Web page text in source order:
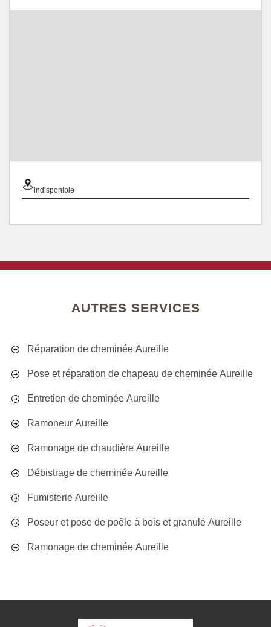
indisponible
AUTRES SERVICES
Réparation de cheminée Aureille
Pose et réparation de chapeau de cheminée Aureille
Entretien de cheminée Aureille
Ramoneur Aureille
Ramonage de chaudière Aureille
Débistrage de cheminée Aureille
Fumisterie Aureille
Poseur et pose de poêle à bois et granulé Aureille
Ramonage de cheminée Aureille